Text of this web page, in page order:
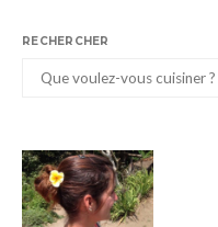
RECHERCHER